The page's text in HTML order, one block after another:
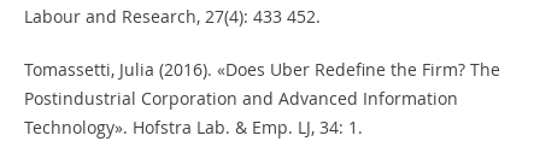
Labour and Research, 27(4): 433 452.
Tomassetti, Julia (2016). «Does Uber Redefine the Firm? The
Postindustrial Corporation and Advanced Information
Technology». Hofstra Lab. & Emp. LJ, 34: 1.